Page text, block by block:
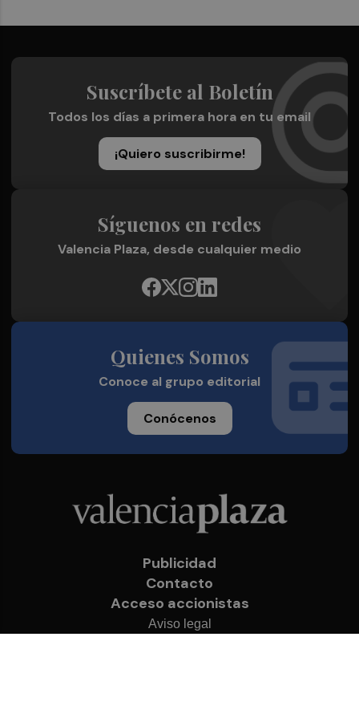
Suscríbete al Boletín
Todos los días a primera hora en tu email
¡Quiero suscribirme!
Síguenos en redes
Valencia Plaza, desde cualquier medio
Quienes Somos
Conoce al grupo editorial
Conócenos
Publicidad
Contacto
Acceso accionistas
Aviso legal